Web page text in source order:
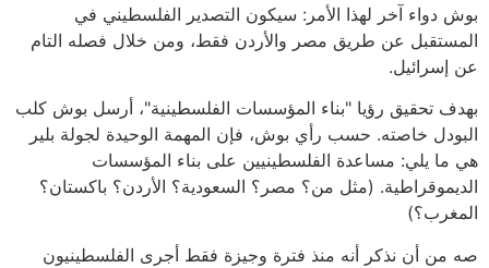
بوش دواء آخر لهذا الأمر: سيكون التصدير الفلسطيني في
المستقبل عن طريق مصر والأردن فقط، ومن خلال فصله التام
عن إسرائيل.
بهدف تحقيق رؤيا "بناء المؤسسات الفلسطينية"، أرسل بوش كلب
البودل خاصته. حسب رأي بوش، فإن المهمة الوحيدة لجولة بلير
هي ما يلي: مساعدة الفلسطينيين على بناء المؤسسات
الديموقراطية. (مثل من؟ مصر؟ السعودية؟ الأردن؟ باكستان؟
المغرب؟)
صه من أن نذكر أنه منذ فترة وجيزة فقط أجرى الفلسطينيون